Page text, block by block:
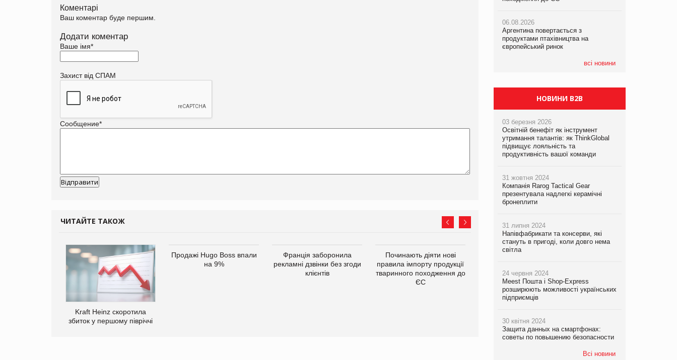
Коментарі
Ваш коментар буде першим.
Додати коментар
Ваше імя*
Захист від СПАМ
Сообщение*
ЧИТАЙТЕ ТАКОЖ
Kraft Heinz скоротила
збиток у першому півріччі
Продажі Hugo Boss впали
на 9%
Франція заборонила
рекламні дзвінки без згоди
клієнтів
Починають діяти нові
правила імпорту продукції
тваринного походження до
ЄС
на європейський ринок
06.08.2026
Аргентина повертається з
продуктами птахівництва на
європейський ринок
всі новини
06.08.2026
Аргентина повертається з
продуктами птахівництва на
європейський ринок
06.08.2026
Аргентина повертається з
продуктами птахівництва на
європейський ринок
НОВИНИ B2B
03 березня 2026
Освітній бенефіт як інструмент
утримання талантів: як ThinkGlobal
підвищує лояльність та
продуктивність вашої команди
31 жовтня 2024
Компанія Rarog Tactical Gear
презентувала надлегкі керамічні
бронеплити
31 липня 2024
Напівфабрикати та консерви, які
стануть в пригоді, коли довго нема
світла
24 червня 2024
Meest Пошта і Shop-Express
розширюють можливості українських
підприємців
30 квітня 2024
Защита данных на смартфонах:
советы по повышению безопасности
Всі новини